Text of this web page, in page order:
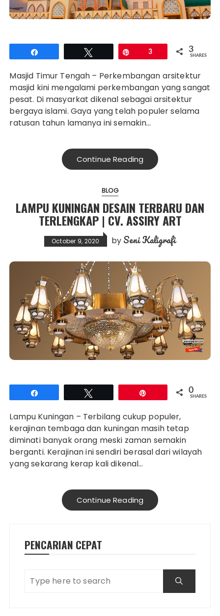
3 3
SHARES
Masjid Timur Tengah – Perkembangan arsitektur
masjid kini mengalami perkembangan yang sangat
pesat. Di masyarkat dikenal sebagai arsitektur
bergaya islami. Gaya yang telah populer selama
ratusan tahun lamanya ini semakin…
Continue Reading
BLOG
LAMPU KUNINGAN DESAIN TERBARU DAN
TERLENGKAP | CV. ASSIRY ART
October 9, 2020 by Seni Kaligrafi
0
SHARES
Lampu Kuningan – Terbilang cukup populer,
kerajinan tembaga dan kuningan masih tetap
diminati banyak orang meski zaman semakin
berganti. Kerajinan ini sendiri berasal dari wilayah
yang sekarang kerap kali dikenal…
Continue Reading
PENCARIAN CEPAT